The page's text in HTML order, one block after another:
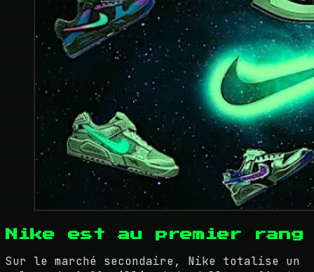
Nike est au premier rang
Sur le marché secondaire, Nike totalise un